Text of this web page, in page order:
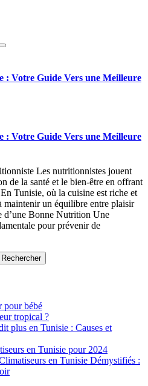
: Votre Guide Vers une Meilleure
: Votre Guide Vers une Meilleure
Les nutritionnistes jouent
de la santé et le bien-être en offrant
Tunisie, où la cuisine est riche et
maintenir un équilibre entre plaisir
d’une Bonne Nutrition Une
pour prévenir de
pour bébé
tropical ?
plus en Tunisie : Causes et
en Tunisie pour 2024
en Tunisie Démystifiés :